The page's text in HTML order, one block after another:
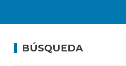
BÚSQUEDA